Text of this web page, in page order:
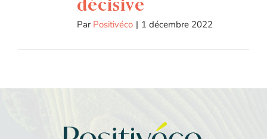
Par Positivéco | 1 décembre 2022